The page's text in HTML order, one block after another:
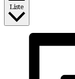
Liste